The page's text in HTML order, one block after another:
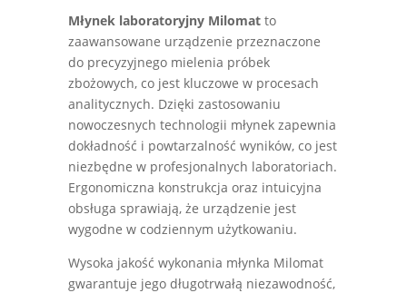
Młynek laboratoryjny Milomatto
zaawansowane urządzenie przeznaczone
do precyzyjnego mielenia próbek
zbożowych, co jest kluczowe w procesach
analitycznych. Dzięki zastosowaniu
nowoczesnych technologii młynek zapewnia
dokładność i powtarzalność wyników, co jest
niezbędne w profesjonalnych laboratoriach.
Ergonomiczna konstrukcja oraz intuicyjna
obsługa sprawiają, że urządzenie jest
wygodne w codziennym użytkowaniu.
Wysoka jakość wykonania młynka Milomat
gwarantuje jego długotrwałą niezawodność,